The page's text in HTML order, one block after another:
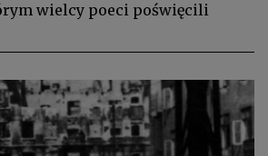
wielcy poeci poświęcili